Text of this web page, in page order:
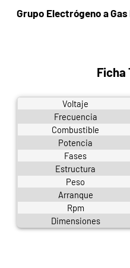
Grupo Electrógeno a Gas
Ficha
Voltaje
Frecuencia
Combustible
Potencia
Fases
Estructura
Peso
Arranque
Rpm
Dimensiones